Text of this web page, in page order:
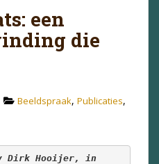
een
die
Beeldspraak, Publicaties,
Dirk Hooijer, in